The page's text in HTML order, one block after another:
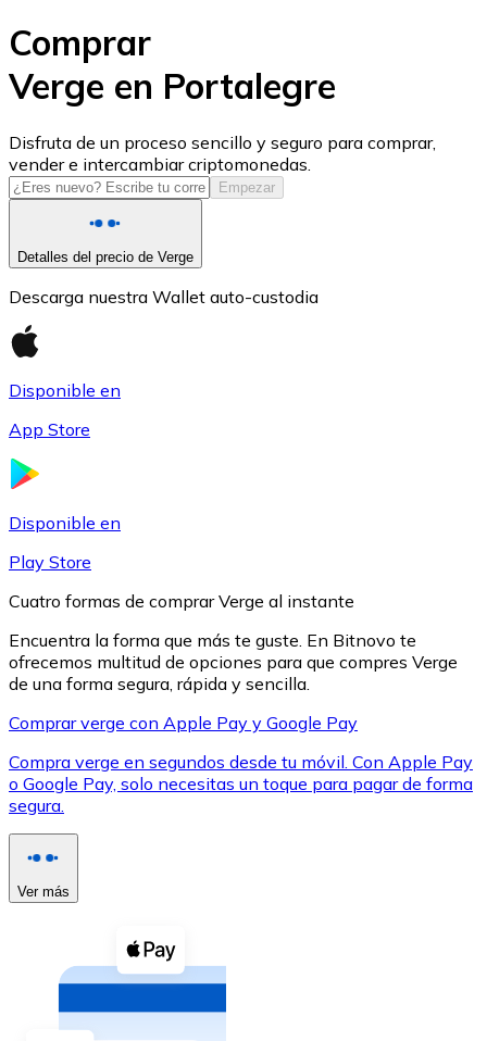
USD Coin
USDC
XRP
XRP
Ver todo
Compra criptomonedas con efectivo en tu tienda más
Comprar con efectivo
Comprar
Verge en Portalegre
Disfruta de un proceso sencillo y seguro para comprar,
vender e intercambiar criptomonedas.
Empezar
Detalles del precio de Verge
Descarga nuestra Wallet auto-custodia
Disponible en
App Store
Disponible en
Play Store
Cuatro formas de comprar Verge al instante
Encuentra la forma que más te guste. En Bitnovo te
ofrecemos multitud de opciones para que compres Verge
de una forma segura, rápida y sencilla.
Comprar verge con Apple Pay y Google Pay
Compra verge en segundos desde tu móvil. Con Apple Pay
o Google Pay, solo necesitas un toque para pagar de forma
segura.
Ver más